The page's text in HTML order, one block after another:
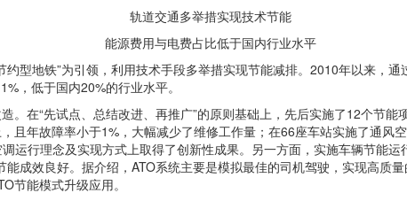
轨道交通多举措实现技术节能
能源费用与电费占比低于国内行业水平
型地铁”为引领，利用技术手段多举措实现节能减排。2010年以来，
，低于国内20%的行业水平。
。在“先试点、总结改进、再推广”的原则基础上，先后实施了12个节
且年故障率小于1%，大幅减少了维修工作量；在66座车站实施了通风
运行理念及实现方式上取得了创新性成果。另一方面，实施车辆节能
成效良好。据介绍，ATO系统主要是模拟最佳的司机驾驶，实现高质
节能模式升级应用。